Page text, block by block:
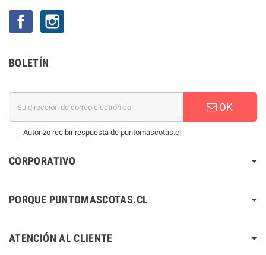
Facebook
BOLETÍN
OK
Autorizo recibir respuesta de puntomascotas.cl
CORPORATIVO
PORQUE PUNTOMASCOTAS.CL
ATENCIÓN AL CLIENTE